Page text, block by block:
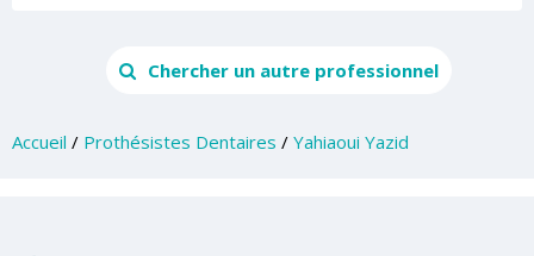
Chercher un autre professionnel
Accueil / Prothésistes Dentaires / Yahiaoui Yazid